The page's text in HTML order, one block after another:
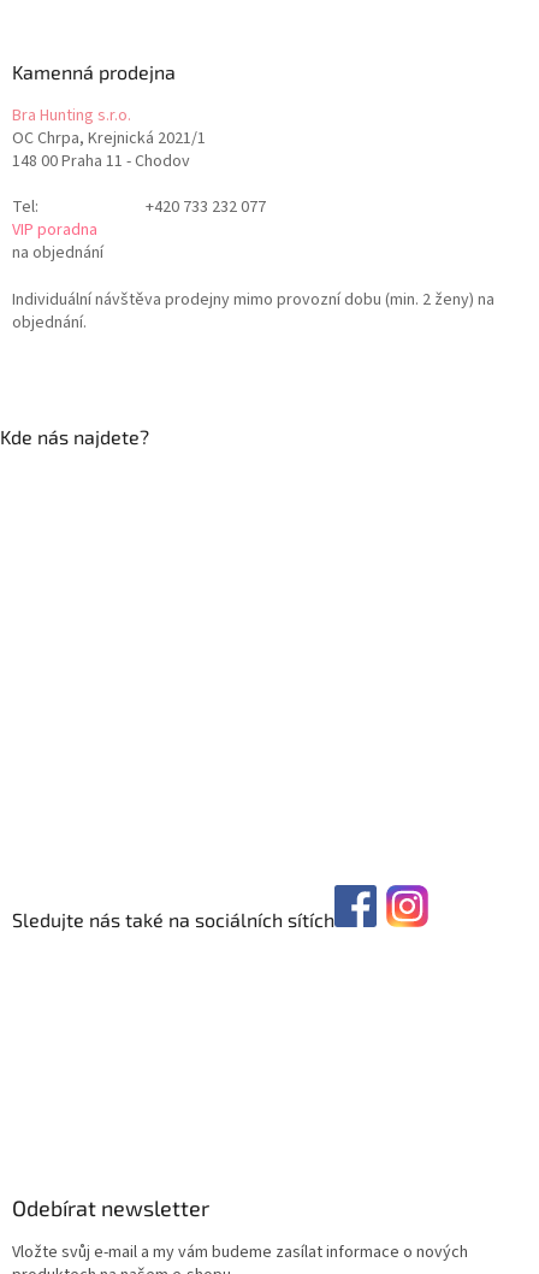
Kamenná prodejna
Bra Hunting s.r.o.
OC Chrpa, Krejnická 2021/1
148 00 Praha 11 - Chodov
Tel:
+420 733 232 077
VIP poradna
na objednání
Individuální návštěva prodejny mimo provozní dobu (min. 2 ženy) na
objednání.
Kde nás najdete?
Sledujte nás také na sociálních sítích
Odebírat newsletter
Vložte svůj e-mail a my vám budeme zasílat informace o nových